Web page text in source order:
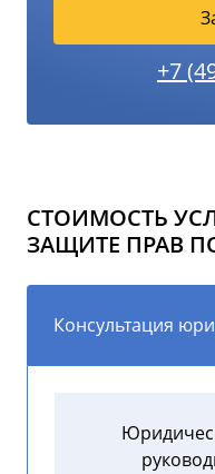
+7
СТОИМОСТЬ
ЗАЩИТЕ ПРАВ
Консультация